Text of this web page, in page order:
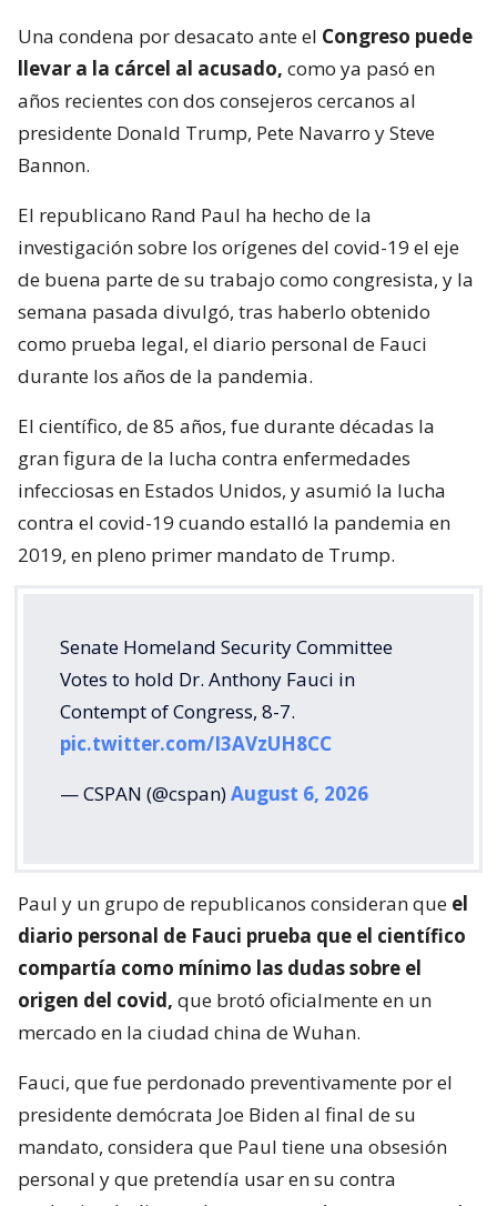
Una condena por desacato ante el Congreso puede
llevar a la cárcel al acusado, como ya pasó en
años recientes con dos consejeros cercanos al
presidente Donald Trump, Pete Navarro y Steve
Bannon.
El republicano Rand Paul ha hecho de la
investigación sobre los orígenes del covid-19 el eje
de buena parte de su trabajo como congresista, y la
semana pasada divulgó, tras haberlo obtenido
como prueba legal, el diario personal de Fauci
durante los años de la pandemia.
El científico, de 85 años, fue durante décadas la
gran figura de la lucha contra enfermedades
infecciosas en Estados Unidos, y asumió la lucha
contra el covid-19 cuando estalló la pandemia en
2019, en pleno primer mandato de Trump.
Senate Homeland Security Committee
Votes to hold Dr. Anthony Fauci in
Contempt of Congress, 8-7.
pic.twitter.com/I3AVzUH8CC
— CSPAN (@cspan)August 6, 2026
Paul y un grupo de republicanos consideran que el
diario personal de Fauci prueba que el científico
compartía como mínimo las dudas sobre el
origen del covid, que brotó oficialmente en un
mercado en la ciudad china de Wuhan.
Fauci, que fue perdonado preventivamente por el
presidente demócrata Joe Biden al final de su
mandato, considera que Paul tiene una obsesión
personal y que pretendía usar en su contra